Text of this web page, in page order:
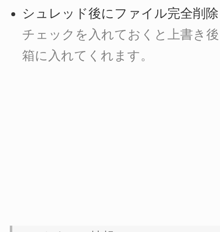
シュレッド後にファイル完全削除
チェックを入れておくと上書き
箱に入れてくれます。